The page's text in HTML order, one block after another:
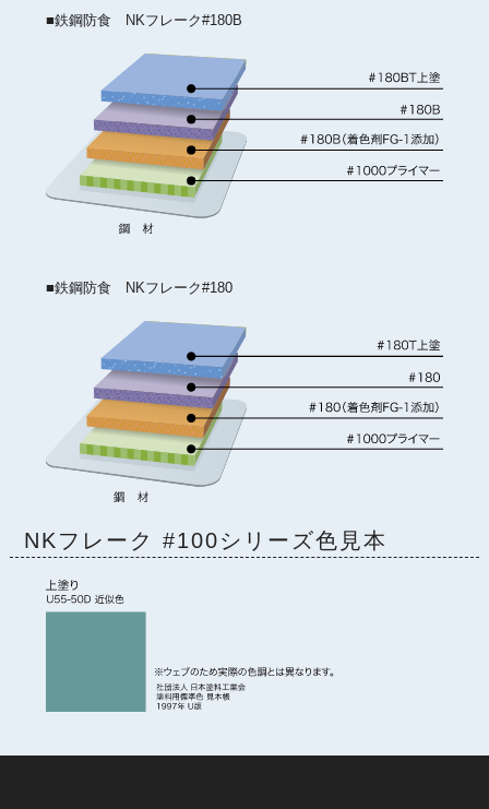
■鉄鋼防食 NKフレーク#180B
■鉄鋼防食 NKフレーク#180
NKフレーク #100シリーズ色見本